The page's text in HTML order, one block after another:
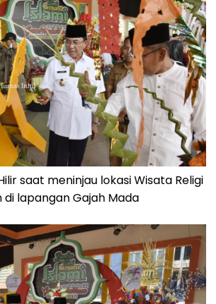
saat meninjau lokasi Wisata Religi
lapangan Gajah Mada